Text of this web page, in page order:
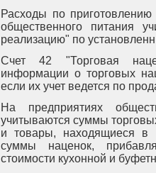
Расходы по
общественного питания
реализацию" по
Счет 42 "Торговая
информации о торговых
если их учет ведется по
На предприятиях
учитываются суммы
и товары, находящиеся в
суммы наценок,
стоимости кухонной и